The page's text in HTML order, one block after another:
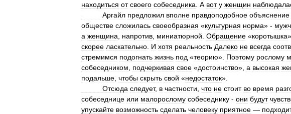
находиться от своего собеседника А вот у женщин
Аргайл предложил вполне правдоподобное объяснение
обществе сложилась своеобразная «культурная норма» -
а женщина напротив миниатюрной Обращение «коротышка»
скорее ласкательно И хотя реальность Далеко не всегда
стремимся подогнать жизнь под «теорию». Поэтому рослому
собеседником
подчеркивая свое «достоинство», а высокая
подальше чтобы скрыть свой «недостаток».
Отсюда следует, в частности что не стоит во время
собеседнице или малорослому собеседнику - они будут
упускайте возможность сделать человеку приятное —